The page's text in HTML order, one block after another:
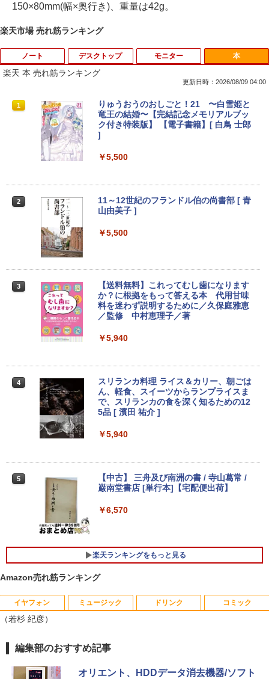
150×80mm(幅×奥行き)、重量は42g。
楽天市場 売れ筋ランキング
ノート
1
【期間限定 ポイント10倍】Lenovo Idea
Pad D330 10.1型 2-in-1 タブレットPC／
着脱式キーボード（intel 第九世代Celero
n N4000/4GB/64GB eMMC/HD IPS液晶
（最大128GB）/Windows 11 Pro／Dolb
￥13,800
【マラソンP5倍/10%オフクーポン】中古
ows11 Pro カメラ Bluetooth Wi-Fi 送料
無料 保証付き
￥16,900
28GB 12インチ Windows11 Home 無線
LAN Wi-Fi WEBカメラ Type-C 1866 1年
保証 レビュー特典:セキュリティソフト
Bランク ノートパソコン 中古ノートパソ
コン 中古PC
￥26,800
4
【新品】【楽天1位！】ノートパソコン
新品第13世代CPU搭載ノートPC Office
付きノートパソコン 初心者向け Window
s11 初期設定済 Webカメラ zoom 日本語
キーボード 14.1型 Intel Celeron メモリ
￥29,800
5
【最新Office2024】ノートパソコン 中古
Core i5 第10世代 Office付き NEC 15.6
搭載 NEC中古ノートパソコン 安心保証
初期設定済み VKT16X5 VRL21F7
￥27,800
デスクトップ モニター 本
楽天 本 売れ筋ランキング
更新日時：2026/08/09 04:00
1
りゅうおうのおしごと！21 〜白雪姫と
竜王の結婚〜【完結記念メモリアルブッ
ク付き特装版】 【電子書籍】[ 白鳥 士郎
]
￥5,500
2
11～12世紀のフランドル伯の尚書部 [ 青
山由美子 ]
￥5,500
3
【送料無料】これってむし歯になります
か？に根拠をもって答える本 代用甘味
料を迷わず説明するために／久保庭雅恵
／監修 中村恵理子／著
￥5,940
4
スリランカ料理 ライス＆カリー、朝ごは
ん、軽食、スイーツからランプライスま
で、スリランカの食を深く知るための12
5品 [ 濱田 祐介 ]
￥5,940
5
【中古】 三舟及び南洲の書 / 寺山葛常 /
巌南堂書店 [単行本]【宅配便出荷】
￥6,570
楽天ランキングをもっと見る
Amazon売れ筋ランキング
イヤフォン
Anker Soundcore P42i (Bluetooth 6.1)【完
全ワイヤレスイヤホン/ウルトラノイズキャン
セリング 3.5 / マルチポイント接続 / 最大40時
間再生 / コンパクト形状/持ち運びに便利 / IP5
ミュージック
BRUCE WAYNE feat. Flo Milli, ATL Jacob
[Explicit]
ドリンク
by Amazon 天然水 ラベルレス 500ml ×24本
富士山の天然水 バナジウム含有 水 ミネラル
ウォーター ペットボトル 静岡県産 500ミリリ
ットル (Smart Basic)
コミック
薬屋のひとりごと 17巻 (デジタル版ビッグガ
ンガンコミックス)
（若杉 紀彦）
編集部のおすすめ記事
オリエント、HDDデータ消去機器/ソフト